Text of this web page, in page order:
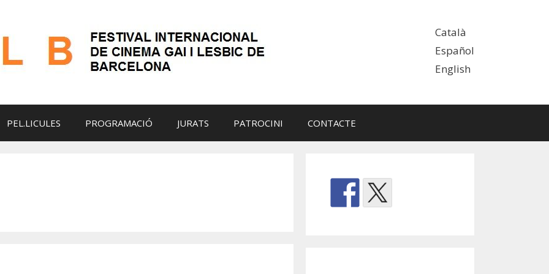
Català
Español
English
PEL.LICULES PROGRAMACIÓ JURATS PATROCINI CONTACTE